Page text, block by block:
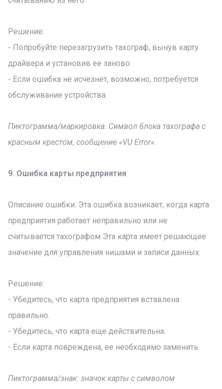
Решение:
- Попробуйте перезагрузить тахограф, вынув карту
драйвера и установив ее заново.
- Если ошибка не исчезнет, возможно, потребуется
обслуживание устройства.
Пиктограмма/маркировка: Символ блока тахографа с
красным крестом, сообщение «VU Error».
9. Ошибка карты предприятия
Описание ошибки: Эта ошибка возникает, когда карта
предприятия работает неправильно или не
считывается тахографом Эта карта имеет решающее
значение для управления нишами и записи данных.
Решение:
- Убедитесь, что карта предприятия вставлена
правильно.
- Убедитесь, что карта еще действительна.
- Если карта повреждена, ее необходимо заменить.
Пиктограмма/знак: значок карты с символом